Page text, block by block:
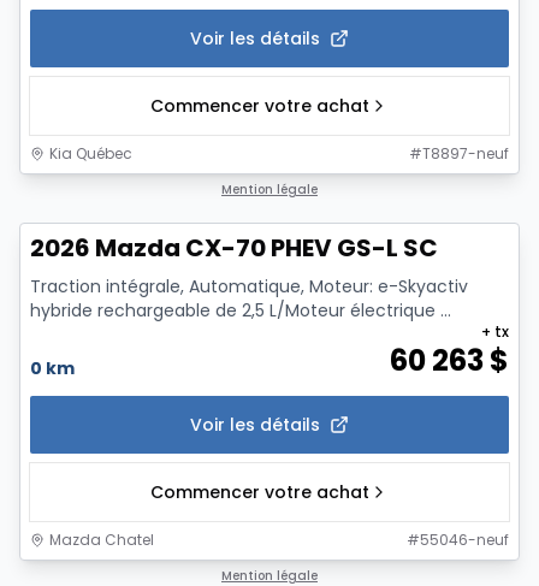
Voir les détails
Commencer votre achat
Kia Québec #T8897-neuf
Mention légale
2026 Mazda CX-70 PHEV GS-L SC
Traction intégrale, Automatique, Moteur: e-Skyactiv
hybride rechargeable de 2,5 L/Moteur électrique ...
0 km 60 263$
+ tx
Voir les détails
Commencer votre achat
Mazda Chatel #55046-neuf
Mention légale